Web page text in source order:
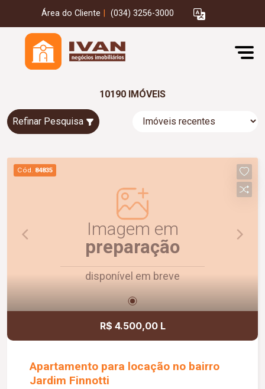
Área do Cliente (034) 3256-3000
10190 IMÓVEIS
Refinar Pesquisa
Cód. 84835
Imagem em
preparação
disponível em breve
R$ 4.500,00 L
Apartamento para locação no bairro
Jardim Finnotti